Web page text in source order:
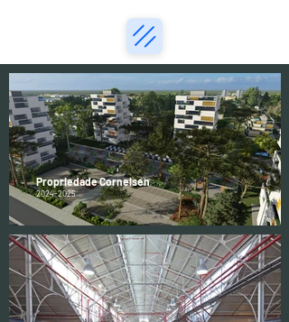
Propriedade Cornelsen
2024-2025